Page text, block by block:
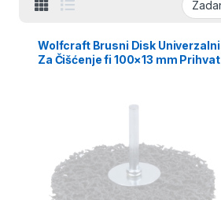
Wolfcraft Brusni Disk Univerzalni
Za Čišćenje fi 100×13 mm Prihvat